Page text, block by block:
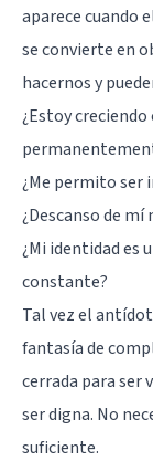
aparece cuando
se convierte en
hacernos y
¿Estoy
¿Me permito ser
¿Descanso de
¿Mi identidad es
constante?
Tal vez el
fantasía de
cerrada para ser
ser digna. No
suficiente.